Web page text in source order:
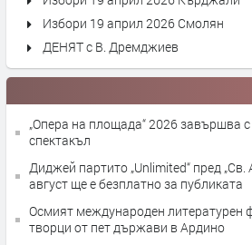
Избори 19 април 2026 Смолян
ДЕНЯТ с В. Дремджиев
„Опера на площада“ 2026 завършва
спектакъл
Диджей партито „Unlimited“ пред „Св.
август ще е безплатно за публиката
Осмият международен литературен
творци от пет държави в Ардино